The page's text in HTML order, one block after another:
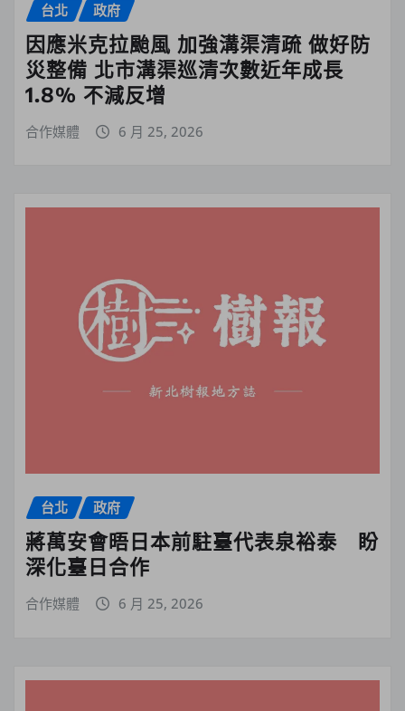
台北 政府
因應米克拉颱風 加強溝渠清疏 做好防
災整備 北市溝渠巡清次數近年成長
1.8% 不減反增
合作媒體 6 月 25, 2026
台北 政府
蔣萬安會晤日本前駐臺代表泉裕泰 盼
深化臺日合作
合作媒體 6 月 25, 2026